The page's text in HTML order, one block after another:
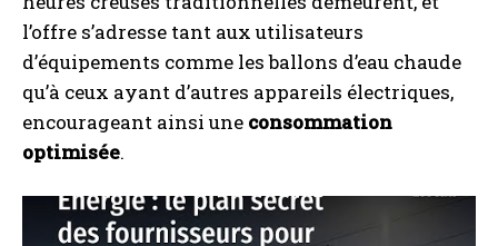
l’offre s’adresse tant aux utilisateurs
d’équipements comme les ballons d’eau chaude
qu’à ceux ayant d’autres appareils électriques,
encourageant ainsi une consommation
optimisée.